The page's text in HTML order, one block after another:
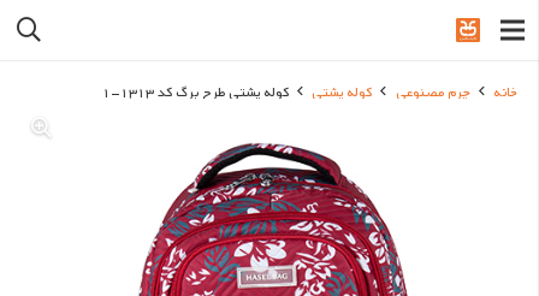
خانه چرم مصنوعی کوله پشتی کوله پشتی طرح برگ کد 1313-1